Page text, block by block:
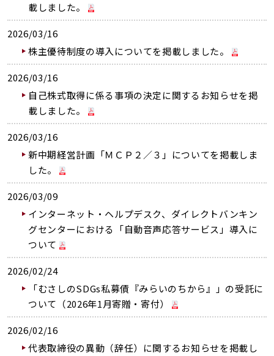
載しました。
2026/03/16
株主優待制度の導入についてを掲載しました。
2026/03/16
自己株式取得に係る事項の決定に関するお知らせを掲
載しました。
2026/03/16
新中期経営計画「ＭＣＰ２／３」についてを掲載しま
した。
2026/03/09
インターネット・ヘルプデスク、ダイレクトバンキン
グセンターにおける「自動音声応答サービス」導入に
ついて
2026/02/24
「むさしのSDGs私募債『みらいのちから』」の受託に
ついて（2026年1月寄贈・寄付）
2026/02/16
代表取締役の異動（辞任）に関するお知らせを掲載し